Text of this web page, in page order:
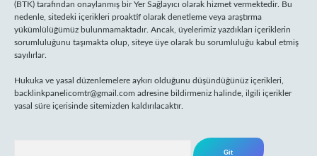
(BTK) tarafından onaylanmış bir Yer Sağlayıcı olarak hizmet vermektedir. Bu
nedenle, sitedeki içerikleri proaktif olarak denetleme veya araştırma
yükümlülüğümüz bulunmamaktadır. Ancak, üyelerimiz yazdıkları içeriklerin
sorumluluğunu taşımakta olup, siteye üye olarak bu sorumluluğu kabul etmiş
sayılırlar.
Hukuka ve yasal düzenlemelere aykırı olduğunu düşündüğünüz içerikleri,
backlinkpanelicomtr@gmail.com adresine bildirmeniz halinde, ilgili içerikler
yasal süre içerisinde sitemizden kaldırılacaktır.